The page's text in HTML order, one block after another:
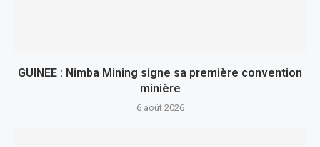
GUINEE : Nimba Mining signe sa première convention
minière
6 août 2026